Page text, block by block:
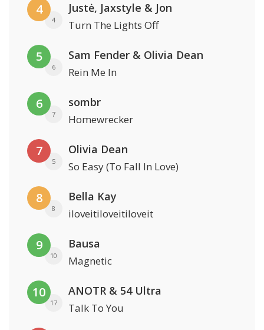
4
4
Justė, Jaxstyle & Jon
Turn The Lights Off
5
6
Sam Fender & Olivia Dean
Rein Me In
6
7
sombr
Homewrecker
7
5
Olivia Dean
So Easy (To Fall In Love)
8
8
Bella Kay
iloveitiloveitiloveit
9
10
Bausa
Magnetic
10
17
ANOTR & 54 Ultra
Talk To You